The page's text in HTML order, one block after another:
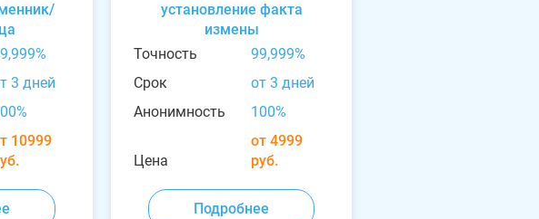
3 дней
10999
установление факта
измены
Точность
99,999%
Срок
от 3 дней
Анонимность
100%
Цена
от 4999
руб.
Подробнее